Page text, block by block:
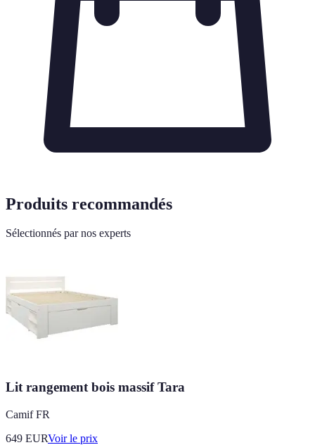
Produits recommandés
Sélectionnés par nos experts
Lit rangement bois massif Tara
Camif FR
649 EURVoir le prix